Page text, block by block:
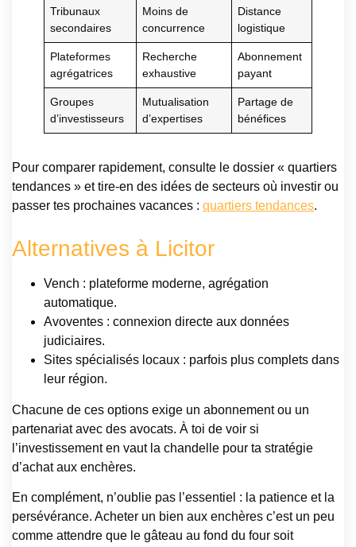
Tribunaux
secondaires
Moins de
concurrence
Distance
logistique
Plateformes
agrégatrices
Recherche
exhaustive
Abonnement
payant
Groupes
d’investisseurs
Mutualisation
d’expertises
Partage de
bénéfices
Pour comparer rapidement, consulte le dossier « quartiers
tendances » et tire-en des idées de secteurs où investir ou
passer tes prochaines vacances : quartiers tendances.
Alternatives à Licitor
Vench : plateforme moderne, agrégation
automatique.
Avoventes : connexion directe aux données
judiciaires.
Sites spécialisés locaux : parfois plus complets dans
leur région.
Chacune de ces options exige un abonnement ou un
partenariat avec des avocats. À toi de voir si
l’investissement en vaut la chandelle pour ta stratégie
d’achat aux enchères.
En complément, n’oublie pas l’essentiel : la patience et la
persévérance. Acheter un bien aux enchères c’est un peu
comme attendre que le gâteau au fond du four soit